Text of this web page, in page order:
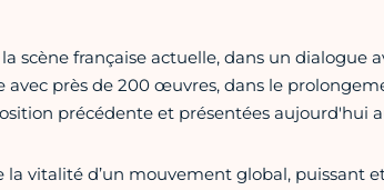
la scène française actuelle, dans un dialogue
avec près de 200 œuvres, dans le
précédente et présentées aujourd'hui
la vitalité d’un mouvement global, puissant